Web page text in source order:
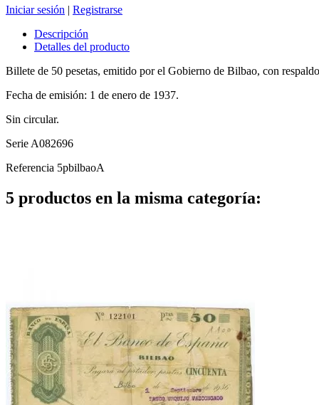
Iniciar sesión | Registrarse
Descripción
Detalles del producto
Billete de 50 pesetas, emitido por el Gobierno de Bilbao, con
Fecha de emisión: 1 de enero de 1937.
Sin circular.
Serie A082696
Referencia 5pbilbaoA
5 productos en la misma categoría: